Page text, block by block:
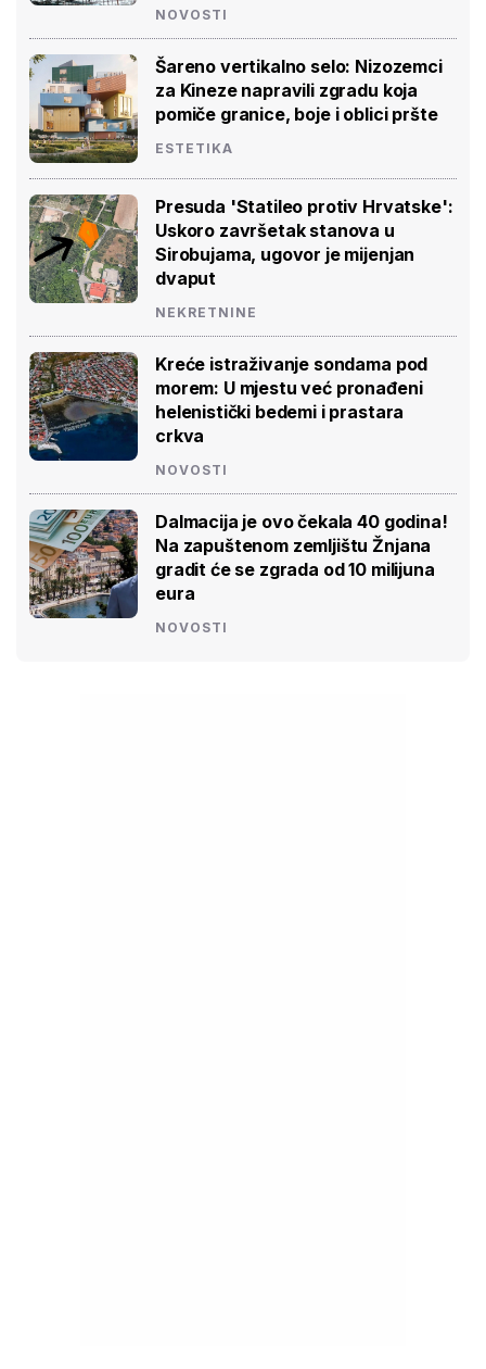
NOVOSTI
Šareno vertikalno selo: Nizozemci
za Kineze napravili zgradu koja
pomiče granice, boje i oblici pršte
ESTETIKA
Presuda 'Statileo protiv Hrvatske':
Uskoro završetak stanova u
Sirobujama, ugovor je mijenjan
dvaput
NEKRETNINE
Kreće istraživanje sondama pod
morem: U mjestu već pronađeni
helenistički bedemi i prastara
crkva
NOVOSTI
Dalmacija je ovo čekala 40 godina!
Na zapuštenom zemljištu Žnjana
gradit će se zgrada od 10 milijuna
eura
NOVOSTI